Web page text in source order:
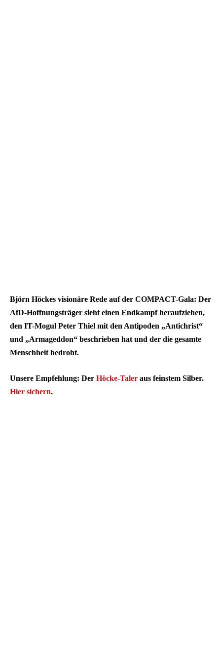
Björn Höckes visionäre Rede auf der COMPACT-Gala: Der
AfD-Hoffnungsträger sieht einen Endkampf heraufziehen,
den IT-Mogul Peter Thiel mit den Antipoden „Antichrist“
und „Armageddon“ beschrieben hat und der die gesamte
Menschheit bedroht.
Unsere Empfehlung: Der Höcke-Taler aus feinstem Silber.
Hier sichern.